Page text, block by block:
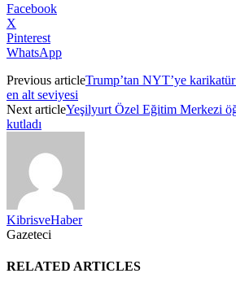
Facebook
X
Pinterest
WhatsApp
Previous articleTrump’tan NYT’ye
en alt seviyesi
Next articleYeşilyurt Özel Eğitim Merkezi
kutladı
KibrisveHaber
Gazeteci
RELATED ARTICLES